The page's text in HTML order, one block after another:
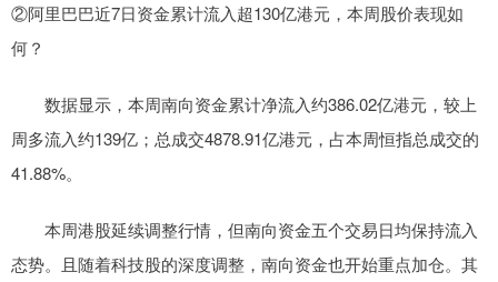
②阿里巴巴近7日资金累计流入超130亿港元，本周股价表现如
何？
数据显示，本周南向资金累计净流入约386.02亿港元，较上
周多流入约139亿；总成交4878.91亿港元，占本周恒指总成交的
41.88%。
本周港股延续调整行情，但南向资金五个交易日均保持流入
态势。且随着科技股的深度调整，南向资金也开始重点加仓。其